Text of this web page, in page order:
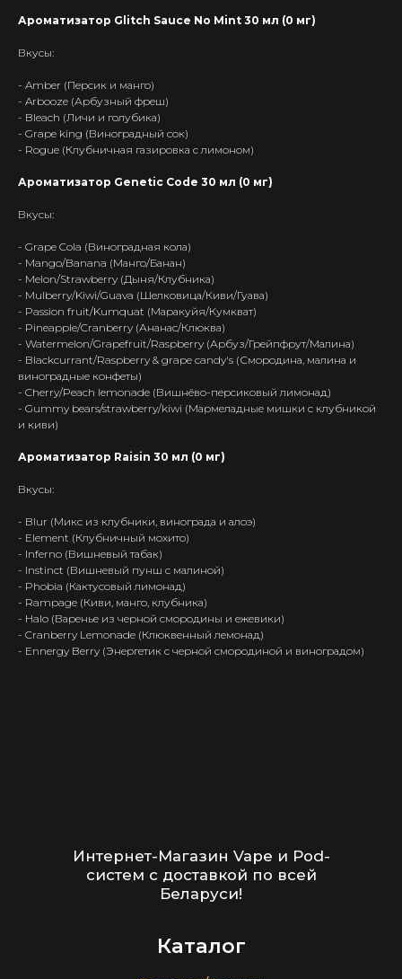
Ароматизатор Glitch Sauce No Mint 30 мл (0 мг)
Вкусы:
- Amber (Персик и манго)
- Arbooze (Арбузный фреш)
- Bleach (Личи и голубика)
- Grape king (Виноградный сок)
- Rogue (Клубничная газировка с лимоном)
Ароматизатор Genetic Code 30 мл (0 мг)
Вкусы:
- Grape Cola (Виноградная кола)
- Mango/Banana (Манго/Банан)
- Melon/Strawberry (Дыня/Клубника)
- Mulberry/Kiwi/Guava (Шелковица/Киви/Гуава)
- Passion fruit/Kumquat (Маракуйя/Кумкват)
- Pineapple/Cranberry (Ананас/Клюква)
- Watermelon/Grapefruit/Raspberry (Арбуз/Грейпфрут/Малина)
- Blackcurrant/Raspberry & grape candy's (Смородина, малина и
виноградные конфеты)
- Cherry/Peach lemonade (Вишнёво-персиковый лимонад)
- Gummy bears/strawberry/kiwi (Мармеладные мишки с клубникой
и киви)
Ароматизатор Raisin 30 мл (0 мг)
Вкусы:
- Blur (Микс из клубники, винограда и алоэ)
- Element (Клубничный мохито)
- Inferno (Вишневый табак)
- Instinct (Вишневый пунш с малиной)
- Phobia (Кактусовый лимонад)
- Rampage (Киви, манго, клубника)
- Halo (Варенье из черной смородины и ежевики)
- Cranberry Lemonade (Клюквенный лемонад)
- Ennergy Berry (Энергетик с черной смородиной и виноградом)
Кальяны и комплектующие
Оптовые продажи
Дисконтная программа
Комплектующие
POD-системы
+375 (29) 126-36-01
Адреса магазинов
Доставка и оплата
Скидки/Акции
Ароматизаторы / Жидкость
УНП 193636348
2026 г.
Каталог
Контакты
ООО “Облачный дом”